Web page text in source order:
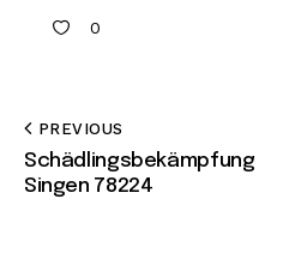
0
PREVIOUS
Schädlingsbekämpfung
Singen 78224